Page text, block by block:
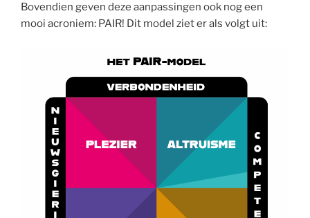
Bovendien geven deze aanpassingen ook nog een
mooi acroniem: PAIR! Dit model ziet er als volgt uit: